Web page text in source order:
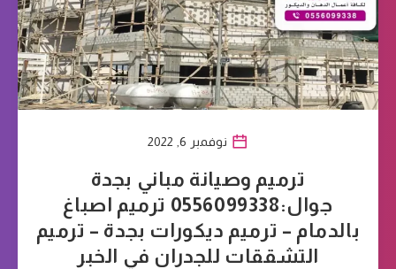
نوفمبر 6, 2022
ترميم وصيانة مباني بجدة
جوال:0556099338 ترميم اصباغ
بالدمام – ترميم ديكورات بجدة – ترميم
التشققات للجدران في الخبر